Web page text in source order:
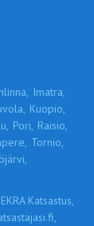
Imatra,
Kuopio,
Pori, Raisio,
Tornio,
Katsastus,